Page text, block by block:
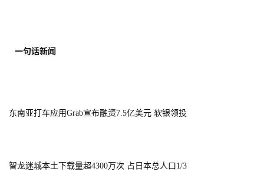
会
站
中
一句话新闻
东南亚打车应用Grab宣布融资7.5亿美元 软银领投
智龙迷城本土下载量超4300万次 占日本总人口1/3